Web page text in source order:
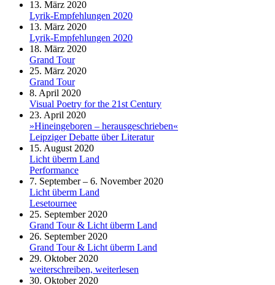
13. März 2020
Lyrik-Empfehlungen 2020
13. März 2020
Lyrik-Empfehlungen 2020
18. März 2020
Grand Tour
25. März 2020
Grand Tour
8. April 2020
Visual Poetry for the 21st Century
23. April 2020
»Hineingeboren – herausgeschrieben«
Leipziger Debatte über Literatur
15. August 2020
Licht überm Land
Performance
7. September – 6. November 2020
Licht überm Land
Lesetournee
25. September 2020
Grand Tour & Licht überm Land
26. September 2020
Grand Tour & Licht überm Land
29. Oktober 2020
weiterschreiben, weiterlesen
30. Oktober 2020